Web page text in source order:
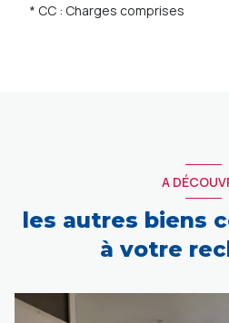
* CC : Charges comprises
A
les autres biens
à votre